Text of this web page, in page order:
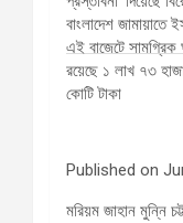
Published on
মরিয়ম জাহান মুন্নি